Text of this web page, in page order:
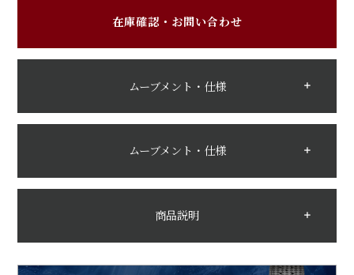
在庫確認・お問い合わせ
ムーブメント・仕様
ムーブメント・仕様
商品説明